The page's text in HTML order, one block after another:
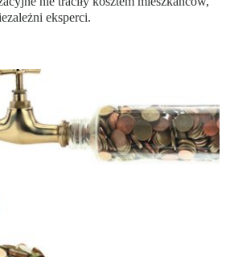
eksperci.